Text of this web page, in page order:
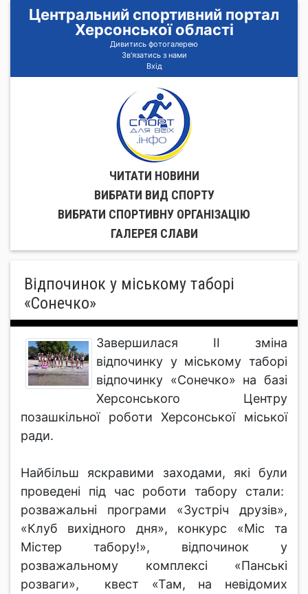
Центральний спортивний портал
Херсонської області
Дивитись фотогалерею
Зв'язатись з нами
Вхід
ЧИТАТИ НОВИНИ
ВИБРАТИ ВИД СПОРТУ
ВИБРАТИ СПОРТИВНУ ОРГАНIЗАЦIЮ
ГАЛЕРЕЯ СЛАВИ
Відпочинок у міському таборі
«Сонечко»
Завершилася ІІ зміна
відпочинку у міському таборі
відпочинку «Сонечко» на базі
Херсонського Центру
позашкільної роботи Херсонської міської
ради.
Найбільш яскравими заходами, які були
проведені під час роботи табору стали:
розважальні програми «Зустріч друзів»,
«Клуб вихідного дня», конкурс «Міс та
Містер табору!», відпочинок у
розважальному комплексі «Панські
розваги», квест «Там, на невідомих